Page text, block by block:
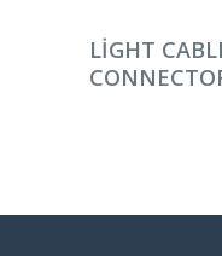
DEVAMINI
LIGHT